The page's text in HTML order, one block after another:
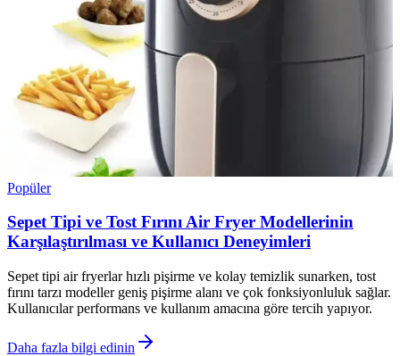
Popüler
Sepet Tipi ve Tost Fırını Air Fryer Modellerinin
Karşılaştırılması ve Kullanıcı Deneyimleri
Sepet tipi air fryerlar hızlı pişirme ve kolay temizlik sunarken, tost
fırını tarzı modeller geniş pişirme alanı ve çok fonksiyonluluk sağlar.
Kullanıcılar performans ve kullanım amacına göre tercih yapıyor.
Daha fazla bilgi edinin